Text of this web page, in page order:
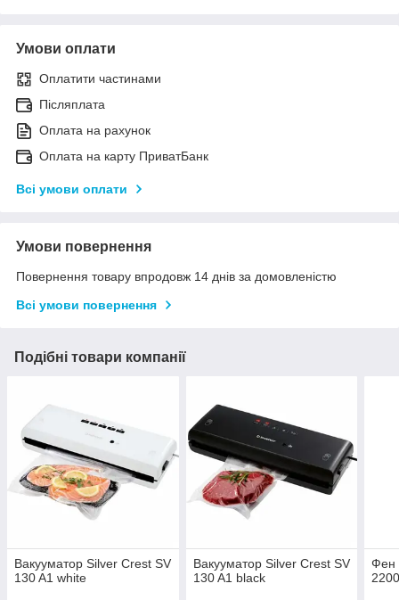
Умови оплати
Оплатити частинами
Післяплата
Оплата на рахунок
Оплата на карту ПриватБанк
Всі умови оплати
Умови повернення
Повернення товару впродовж 14 днів за домовленістю
Всі умови повернення
Подібні товари компанії
Вакууматор Silver Crest SV
130 A1 white
Вакууматор Silver Crest SV
130 A1 black
Фен